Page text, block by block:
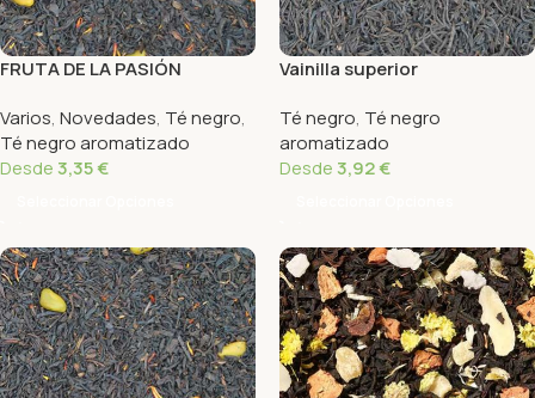
FRUTA DE LA PASIÓN
Varios, Novedades, Té negro,
Té negro aromatizado
Desde3,35€
Vainilla superior
Té negro, Té negro
aromatizado
Desde3,92€